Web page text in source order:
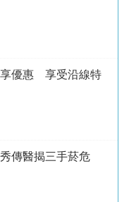
享優惠 享受沿線特
傳醫揭三手菸危